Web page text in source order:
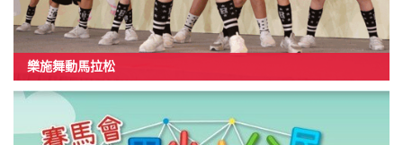
樂施舞動馬拉松